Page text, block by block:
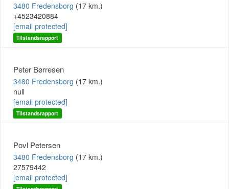
3480 Fredensborg (17 km.)
+4523420884
[email protected]
Tilstandsrapport
Peter Børresen
3480 Fredensborg (17 km.)
null
[email protected]
Tilstandsrapport
Povl Petersen
3480 Fredensborg (17 km.)
27579442
[email protected]